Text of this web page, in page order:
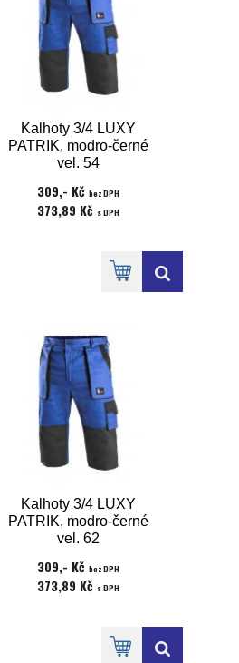
Kalhoty 3/4 LUXY
PATRIK, modro-černé
vel. 54
309,- Kčbez DPH
373,89 Kč s DPH
Kalhoty 3/4 LUXY
PATRIK, modro-černé
vel. 62
309,- Kčbez DPH
373,89 Kč s DPH